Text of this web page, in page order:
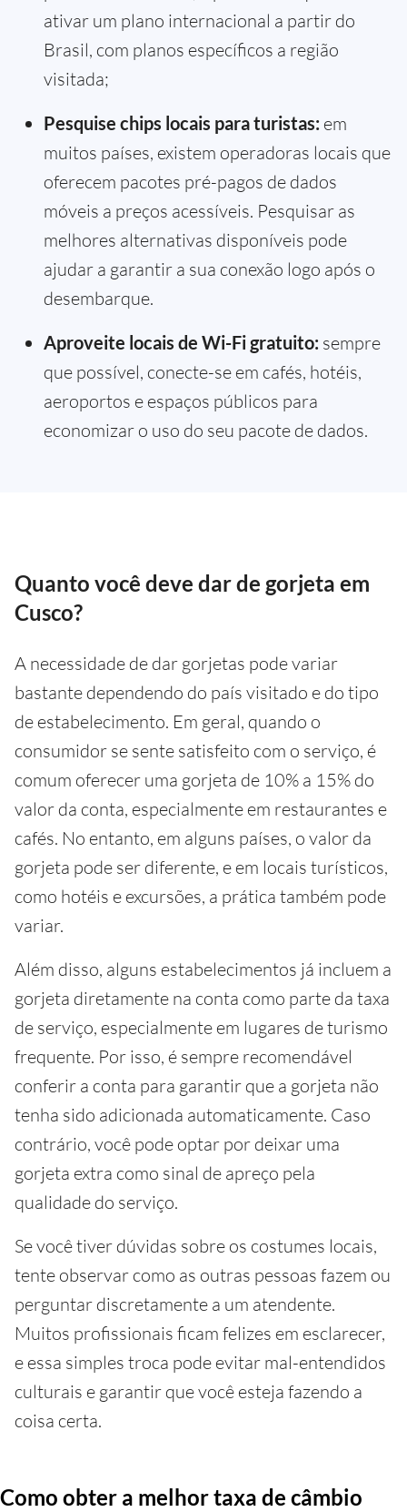
ativar um plano internacional a partir do
Brasil, com planos específicos a região
visitada;
Pesquise chips locais para turistas: em
muitos países, existem operadoras locais que
oferecem pacotes pré-pagos de dados
móveis a preços acessíveis. Pesquisar as
melhores alternativas disponíveis pode
ajudar a garantir a sua conexão logo após o
desembarque.
Aproveite locais de Wi-Fi gratuito: sempre
que possível, conecte-se em cafés, hotéis,
aeroportos e espaços públicos para
economizar o uso do seu pacote de dados.
Quanto você deve dar de gorjeta em
Cusco?
A necessidade de dar gorjetas pode variar
bastante dependendo do país visitado e do tipo
de estabelecimento. Em geral, quando o
consumidor se sente satisfeito com o serviço, é
comum oferecer uma gorjeta de 10% a 15% do
valor da conta, especialmente em restaurantes e
cafés. No entanto, em alguns países, o valor da
gorjeta pode ser diferente, e em locais turísticos,
como hotéis e excursões, a prática também pode
variar.
Além disso, alguns estabelecimentos já incluem a
gorjeta diretamente na conta como parte da taxa
de serviço, especialmente em lugares de turismo
frequente. Por isso, é sempre recomendável
conferir a conta para garantir que a gorjeta não
tenha sido adicionada automaticamente. Caso
contrário, você pode optar por deixar uma
gorjeta extra como sinal de apreço pela
qualidade do serviço.
Se você tiver dúvidas sobre os costumes locais,
tente observar como as outras pessoas fazem ou
perguntar discretamente a um atendente.
Muitos profissionais ficam felizes em esclarecer,
e essa simples troca pode evitar mal-entendidos
culturais e garantir que você esteja fazendo a
coisa certa.
Como obter a melhor taxa de câmbio